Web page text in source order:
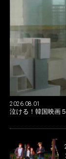
2026.08.01
泣ける！韓国映画